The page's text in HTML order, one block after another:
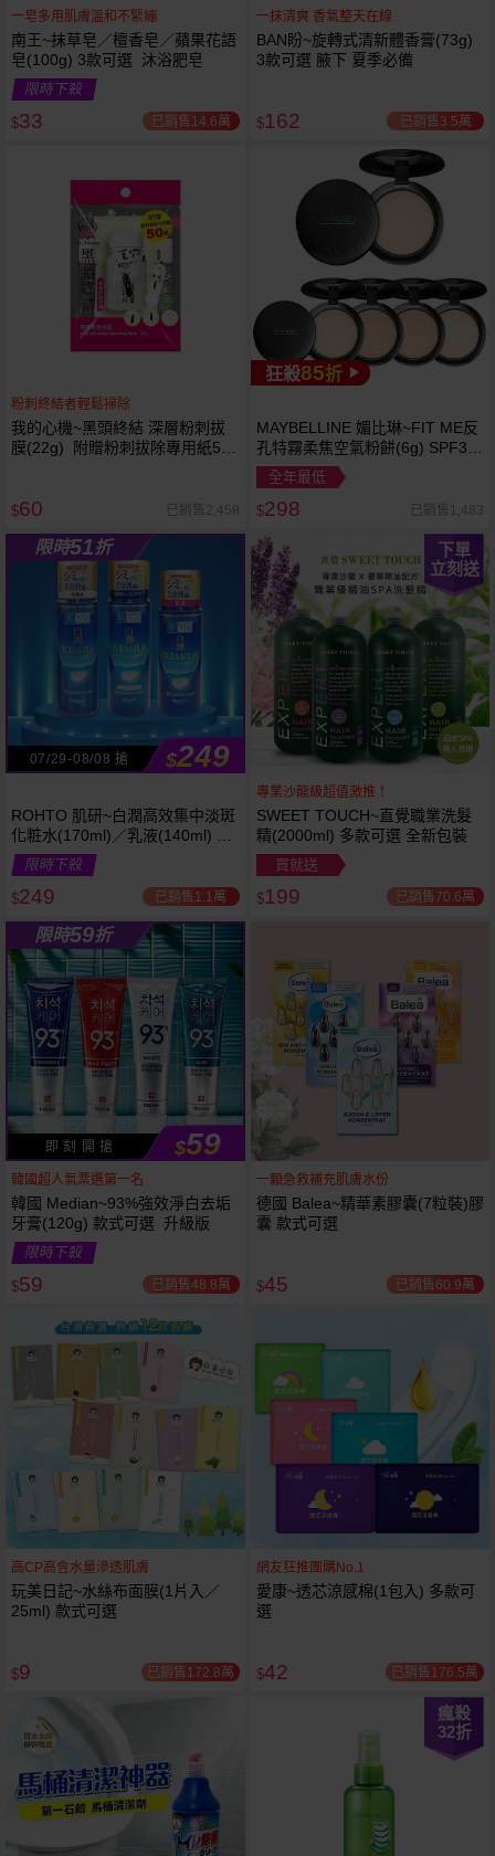
立刻送
越多越
便宜
一皂多用肌膚溫和不緊繃
南王~抹草皂／檀香皂／蘋果花語
皂(100g) 3款可選 沐浴肥皂
限時下殺
$33 已銷售14.6萬
一抹清爽 香氣整天在線
BAN盼~旋轉式清新體香膏(73g)
3款可選 腋下 夏季必備
$162 已銷售3.5萬
粉刺終結者輕鬆掃除
我的心機~黑頭終結 深層粉刺拔
膜(22g) 附贈粉刺拔除專用紙50
$60 已銷售2,458
狂殺85折
MAYBELLINE 媚比琳~FIT ME反
孔特霧柔焦空氣粉餅(6g) SPF32
PA+++ 款式可選 空氣小圓餅
全年最低
$298 已銷售1,483
限時51折
07/29-08/08 搶 $249
ROHTO 肌研~白潤高效集中淡斑
化粧水(170ml)／乳液(140ml) 款
式可選
限時下殺
$249 已銷售1.1萬
下單
立刻送
專業沙龍級超值激推！
SWEET TOUCH~直覺職業洗髮
精(2000ml) 多款可選 全新包裝
買就送
$199 已銷售70.6萬
限時59折
即 刻 開 搶 $59
韓國超人氣票選第一名
韓國 Median~93%強效淨白去垢
牙膏(120g) 款式可選 升級版
限時下殺
$59 已銷售48.8萬
一顆急救補充肌膚水份
德國 Balea~精華素膠囊(7粒裝)膠
囊 款式可選
$45 已銷售60.9萬
高CP高含水量滲透肌膚
玩美日記~水絲布面膜(1片入／
25ml) 款式可選
$9 已銷售172.8萬
網友狂推團購No.1
愛康~透芯涼感棉(1包入) 多款可
選
$42 已銷售176.5萬
瘋殺
32折